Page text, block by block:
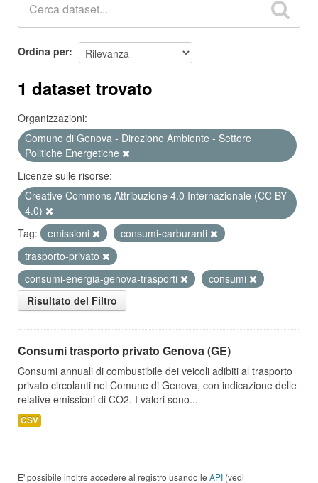
Ordina per
1 dataset trovato
Organizzazioni:
Comune di Genova - Direzione Ambiente - Settore
Politiche Energetiche
Licenze sulle risorse:
Creative Commons Attribuzione 4.0 Internazionale (CC BY
4.0)
Tag:
emissioni
consumi-carburanti
trasporto-privato
consumi-energia-genova-trasporti
consumi
Risultato del Filtro
Consumi trasporto privato Genova (GE)
Consumi annuali di combustibile dei veicoli adibiti al trasporto
privato circolanti nel Comune di Genova, con indicazione delle
relative emissioni di CO2. I valori sono...
CSV
E' possibile inoltre accedere al registro usando le API (vedi